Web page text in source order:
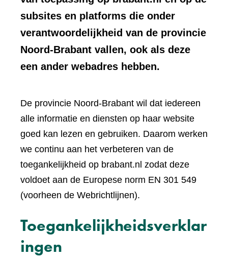
subsites en platforms die onder
verantwoordelijkheid van de provincie
Noord-Brabant vallen, ook als deze
een ander webadres hebben.
De provincie Noord-Brabant wil dat iedereen
alle informatie en diensten op haar website
goed kan lezen en gebruiken. Daarom werken
we continu aan het verbeteren van de
toegankelijkheid op brabant.nl zodat deze
voldoet aan de Europese norm EN 301 549
(voorheen de Webrichtlijnen).
Toegankelijkheidsverklar
ingen